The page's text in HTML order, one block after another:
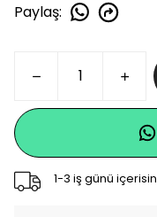
Paylaş:
1-3 iş günü